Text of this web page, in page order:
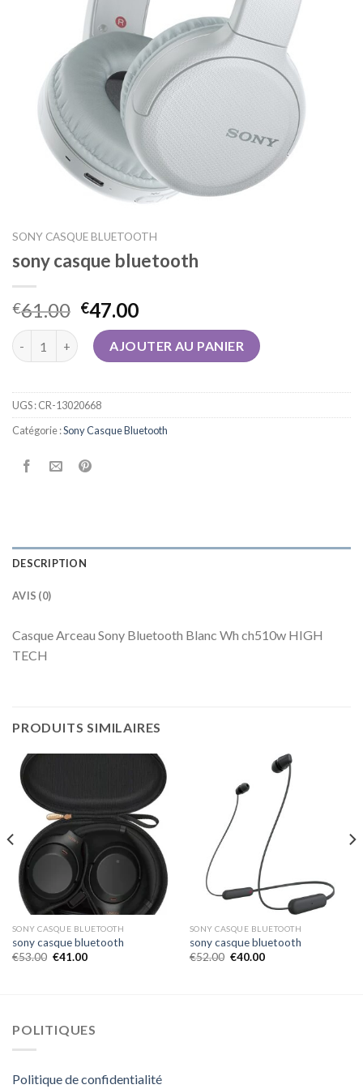
SONY CASQUE BLUETOOTH
sony casque bluetooth
€61.00 €47.00
quantité de sony casque bluetooth
AJOUTER AU PANIER
UGS :CR-13020668
Catégorie :Sony Casque Bluetooth
DESCRIPTION
AVIS (0)
Casque Arceau Sony Bluetooth Blanc Wh ch510w HIGH
TECH
PRODUITS SIMILAIRES
SONY CASQUE BLUETOOTH
sony casque bluetooth
€53.00 €41.00
SONY CASQUE BLUETOOTH
sony casque bluetooth
€52.00 €40.00
POLITIQUES
Politique de confidentialité